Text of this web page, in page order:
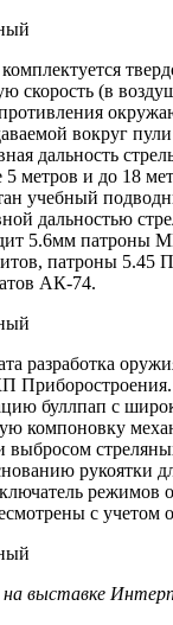
скорость (в
вокруг
дальность
метров и до 18
учебный
дальностью
5.6мм патроны
патроны
АК-74.
разработка
буллпап с
компоновку
рукоятки
с учетом
выставке